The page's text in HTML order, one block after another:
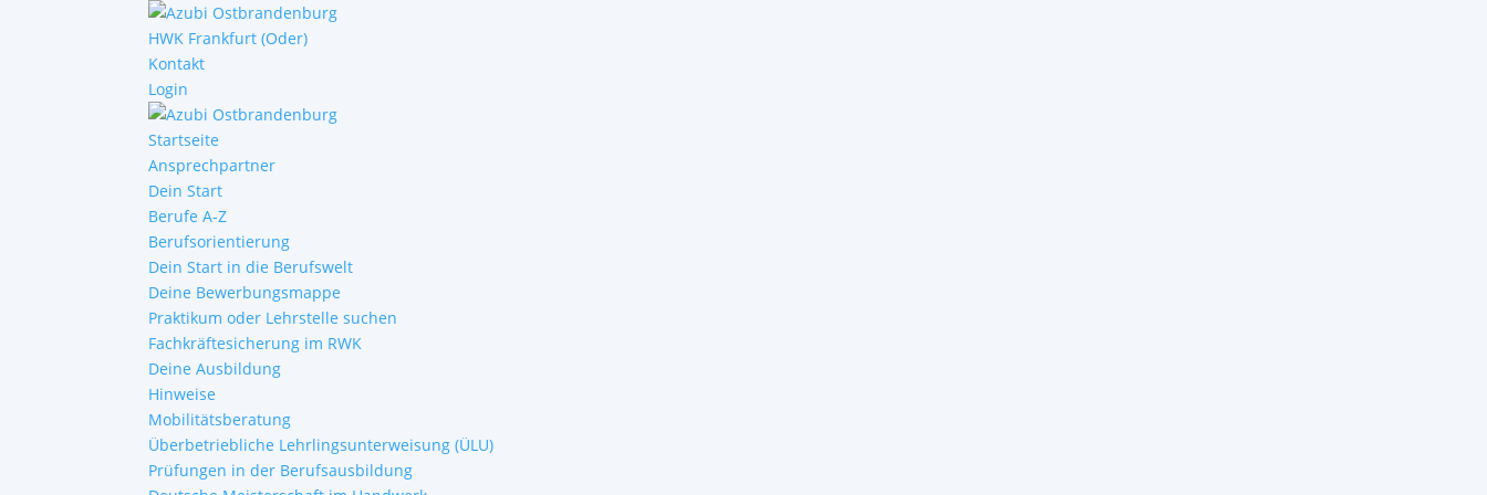
HWK Frankfurt (Oder)
Kontakt
Login
Startseite
Ansprechpartner
Dein Start
Berufe A-Z
Berufsorientierung
Dein Start in die Berufswelt
Deine Bewerbungsmappe
Praktikum oder Lehrstelle suchen
Fachkräftesicherung im RWK
Deine Ausbildung
Hinweise
Mobilitätsberatung
Überbetriebliche Lehrlingsunterweisung (ÜLU)
Prüfungen in der Berufsausbildung